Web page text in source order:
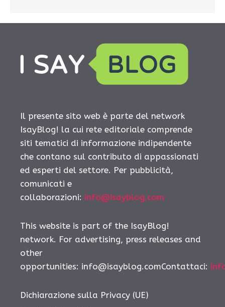
Il presente sito web è parte del network
IsayBlog! la cui rete editoriale comprende
siti tematici di informazione indipendente
che contano sul contributo di appassionati
ed esperti del settore. Per pubblicità,
comunicati e
collaborazioni: info@isayblog.com
This website is part of the IsayBlog!
network. For advertising, press releases and
other
opportunities: info@isayblog.comContattaci:
Dichiarazione sulla Privacy (UE)